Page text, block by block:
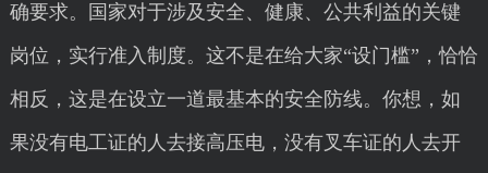
确要求。国家对于涉及安全、健康、公共利益的关键
岗位，实行准入制度。这不是在给大家“设门槛”，恰恰
相反，这是在设立一道最基本的安全防线。你想，如
果没有电工证的人去接高压电，没有叉车证的人去开